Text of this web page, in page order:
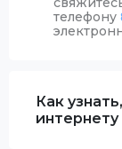
телефону
Как